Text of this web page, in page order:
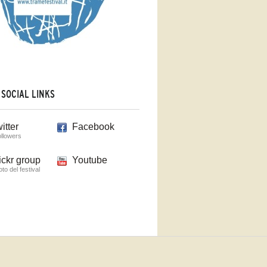
LINKS
Facebook
group
del festival
Youtube